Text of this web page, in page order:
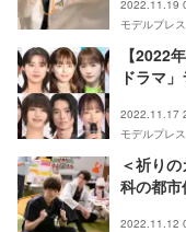
2022.11.19
モデルプレス
【2022
ドラマ
2022.11.17
モデルプレス
＜祈り
科の都市
2022.11.12